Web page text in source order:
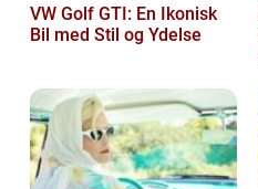
VW Golf GTI: En Ikonisk
Bil med Stil og Ydelse